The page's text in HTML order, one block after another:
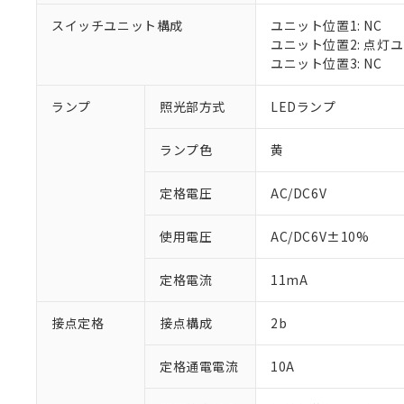
スイッチユニット構成
ユニット位置1: NC
ユニット位置2: 点灯
ユニット位置3: NC
ランプ 照光部方式 LEDランプ
ランプ色 黄
定格電圧 AC/DC6V
使用電圧 AC/DC6V±10%
定格電流 11mA
接点定格 接点構成 2b
定格通電電流 10A
ご利用条件
以下の条件をお読
当社制御機
在庫状況お
のであり、
い。
当社販売員
ている必要
対応予定：EU
対応予定なし：
調査・確認中：
非該当品：ライセ
仕入先様の事情に
があります。
六価クロム(Cr(Ⅵ))
ル（DBP） 1000ppm
但し、RoHS指令で産業
フタル酸エステル類の
※2 対応予定月
※1 中国
「－」：未確認で
*中国RoHS10物質の基
Pb(鉛) :1000ppm、 Hg(
Cr(Ⅵ)(六価クロム) :
DBP(フタル酸ジブチル
「ｅ」：有害物質
う）を輸出
などの必要な
ます。
当社は貴社
当社は、貴
記
号
○ 一定数
△ 一定数
－
在庫な